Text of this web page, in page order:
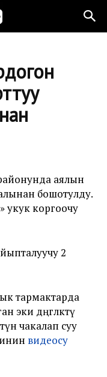
аялын
бошотулду.
укук коргоочу
2
тармактарда
дөңгөлөктү
чакалап суу
видеосу